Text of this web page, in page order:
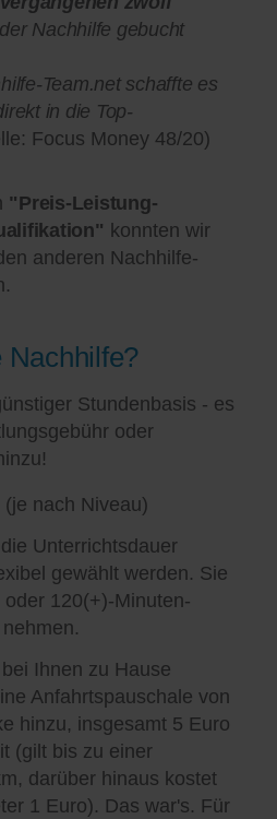
Nachhilfe gebucht
Team.net schaffte es
in die Top-
Focus Money 48/20)
"Preis-Leistung-
konnten wir
anderen Nachhilfe-
Nachhilfe?
Stundenbasis - es
oder
nach Niveau)
Unterrichtsdauer
gewählt werden. Sie
120(+)-Minuten-
Ihnen zu Hause
Anfahrtspauschale von
hinzu, insgesamt 5 Euro
(gilt bis zu einer
darüber hinaus kostet
1 Euro). Das war's. Für